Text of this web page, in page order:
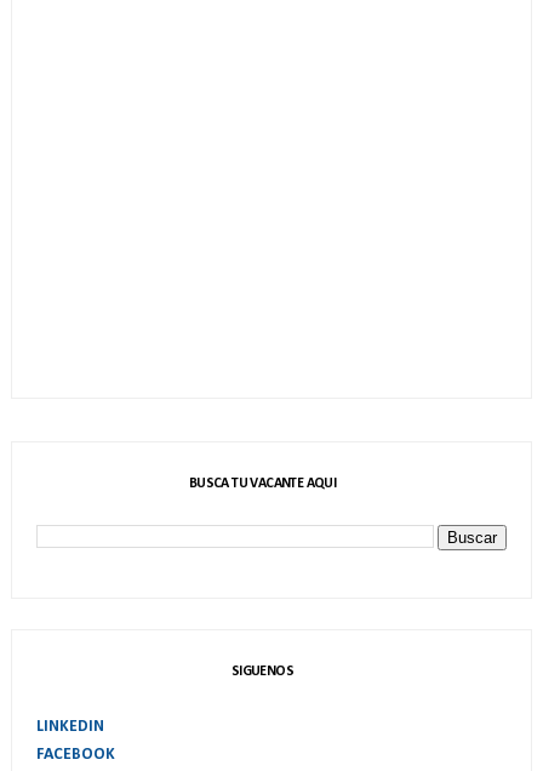
BUSCA TU VACANTE AQUI
SIGUENOS
LINKEDIN
FACEBOOK